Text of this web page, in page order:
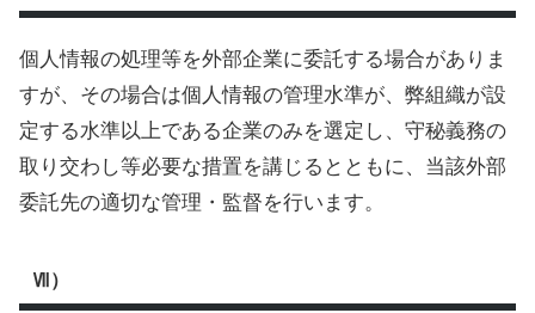
個人情報の処理等を外部企業に委託する場合がありま
すが、その場合は個人情報の管理水準が、弊組織が設
定する水準以上である企業のみを選定し、守秘義務の
取り交わし等必要な措置を講じるとともに、当該外部
委託先の適切な管理・監督を行います。
Ⅶ）